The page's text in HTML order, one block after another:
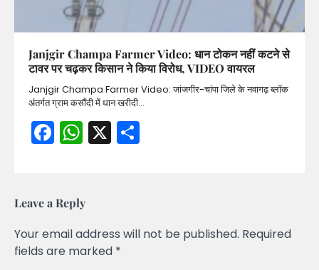
Janjgir Champa Farmer Video: धान टोकन नहीं कटने से
टावर पर चढ़कर किसान ने किया विरोध, VIDEO वायरल
Janjgir Champa Farmer Video: जांजगीर-चांपा जिले के नवागढ़ ब्लॉक
अंतर्गत ग्राम कसौंदी में धान खरीदी…
Facebook
WhatsApp
X
Leave a Reply
Your email address will not be published. Required
fields are marked *